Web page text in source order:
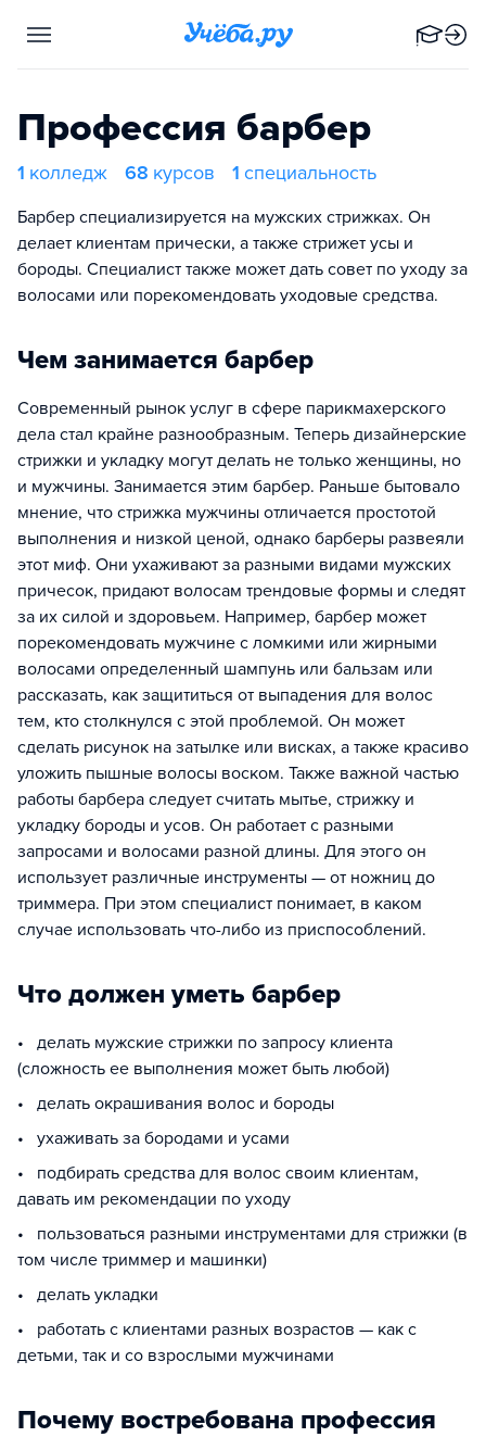
Профессия барбер
1 колледж 68 курсов 1 специальность
Барбер специализируется на мужских стрижках. Он
делает клиентам прически, а также стрижет усы и
бороды. Специалист также может дать совет по уходу за
волосами или порекомендовать уходовые средства.
Чем занимается барбер
Современный рынок услуг в сфере парикмахерского
дела стал крайне разнообразным. Теперь дизайнерские
стрижки и укладку могут делать не только женщины, но
и мужчины. Занимается этим барбер. Раньше бытовало
мнение, что стрижка мужчины отличается простотой
выполнения и низкой ценой, однако барберы развеяли
этот миф. Они ухаживают за разными видами мужских
причесок, придают волосам трендовые формы и следят
за их силой и здоровьем. Например, барбер может
порекомендовать мужчине с ломкими или жирными
волосами определенный шампунь или бальзам или
рассказать, как защититься от выпадения для волос
тем, кто столкнулся с этой проблемой. Он может
сделать рисунок на затылке или висках, а также красиво
уложить пышные волосы воском. Также важной частью
работы барбера следует считать мытье, стрижку и
укладку бороды и усов. Он работает с разными
запросами и волосами разной длины. Для этого он
использует различные инструменты — от ножниц до
триммера. При этом специалист понимает, в каком
случае использовать что-либо из приспособлений.
Что должен уметь барбер
• делать мужские стрижки по запросу клиента
(сложность ее выполнения может быть любой)
• делать окрашивания волос и бороды
• ухаживать за бородами и усами
• подбирать средства для волос своим клиентам,
давать им рекомендации по уходу
• пользоваться разными инструментами для стрижки (в
том числе триммер и машинки)
• делать укладки
• работать с клиентами разных возрастов — как с
детьми, так и со взрослыми мужчинами
Почему востребована профессия